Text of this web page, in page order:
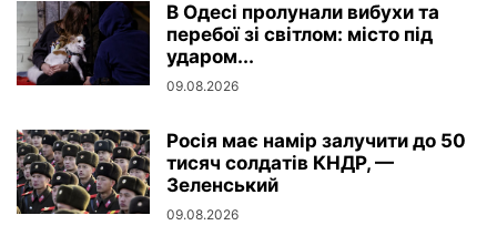
В Одесі пролунали вибухи та
перебої зі світлом: місто під
ударом...
09.08.2026
Росія має намір залучити до 50
тисяч солдатів КНДР, —
Зеленський
09.08.2026